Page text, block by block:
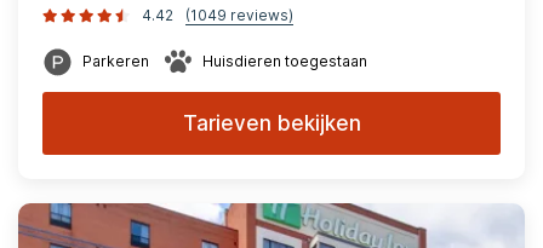
4.42
(1049 reviews)
Parkeren Huisdieren toegestaan
Tarieven bekijken